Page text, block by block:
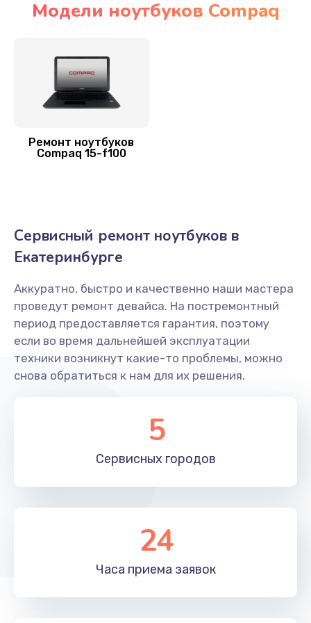
Замена Wi-Fi ноутбука Compaq
Заказать
620 руб.
Заказать
Замена SSD ноутбука Compaq
1490 руб.
Замена HDD (замена жёсткого диска)
500 руб.
450 руб.
Модели ноутбуков Compaq
Ремонт ноутбуков
Compaq 15-f100
Сервисный ремонт ноутбуков в
Екатеринбурге
Аккуратно, быстро и качественно наши мастера
проведут ремонт девайса. На постремонтный
период предоставляется гарантия, поэтому
если во время дальнейшей эксплуатации
техники возникнут какие-то проблемы, можно
снова обратиться к нам для их решения.
5
Сервисных городов
24
Часа приема заявок